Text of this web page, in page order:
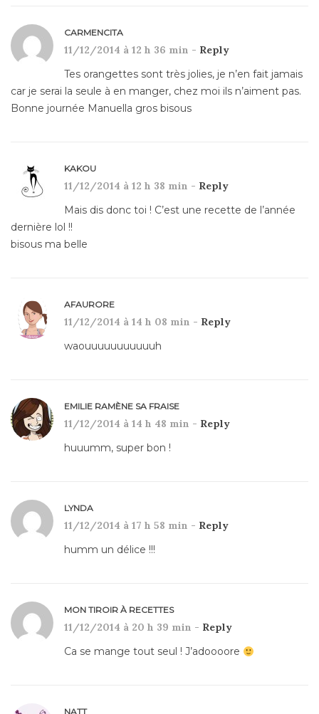
CARMENCITA
11/12/2014 à 12 h 36 min - Reply
Tes orangettes sont très jolies, je n’en fait jamais
car je serai la seule à en manger, chez moi ils n’aiment pas.
Bonne journée Manuella gros bisous
KAKOU
11/12/2014 à 12 h 38 min - Reply
Mais dis donc toi ! C’est une recette de l’année
dernière lol !!
bisous ma belle
AFAURORE
11/12/2014 à 14 h 08 min - Reply
waouuuuuuuuuuuh
EMILIE RAMÈNE SA FRAISE
11/12/2014 à 14 h 48 min - Reply
huuumm, super bon !
LYNDA
11/12/2014 à 17 h 58 min - Reply
humm un délice !!!
MON TIROIR À RECETTES
11/12/2014 à 20 h 39 min - Reply
Ca se mange tout seul ! J’adoooore
NATT